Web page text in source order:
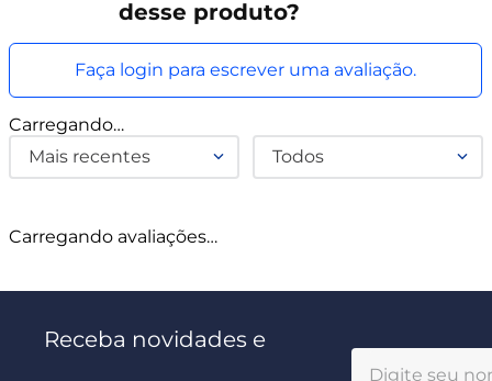
desse produto?
Carregando…
Faça login para escrever uma avaliação.
Mais recentes Todos
Carregando avaliações…
Receba novidades e